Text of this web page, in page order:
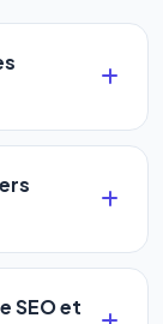
pour
ou
de votre
gère tout
une
4 à 6
SEO et